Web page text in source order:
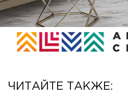
ЧИТАЙТЕ ТАКЖЕ: